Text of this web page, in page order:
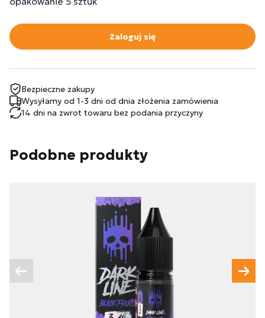
Zaloguj się
Bezpieczne zakupy
Wysyłamy od 1-3 dni od dnia złożenia zamówienia
14 dni na zwrot towaru bez podania przyczyny
Podobne produkty